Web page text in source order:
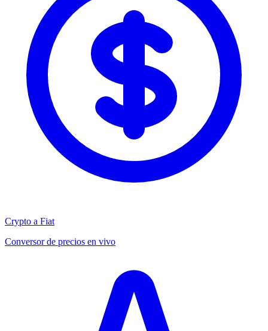
Crypto a Fiat
Conversor de precios en vivo